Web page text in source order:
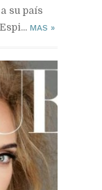
su país
MAS »